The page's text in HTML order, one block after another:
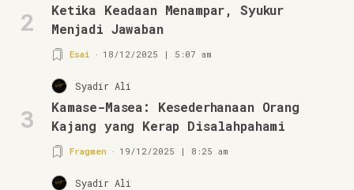
2
Ketika Keadaan Menampar, Syukur
Menjadi Jawaban
Esai 18/12/2025 | 5:07 am
3
Syadir Ali
Kamase-Masea: Kesederhanaan Orang
Kajang yang Kerap Disalahpahami
Fragmen 19/12/2025 | 8:25 am
Syadir Ali